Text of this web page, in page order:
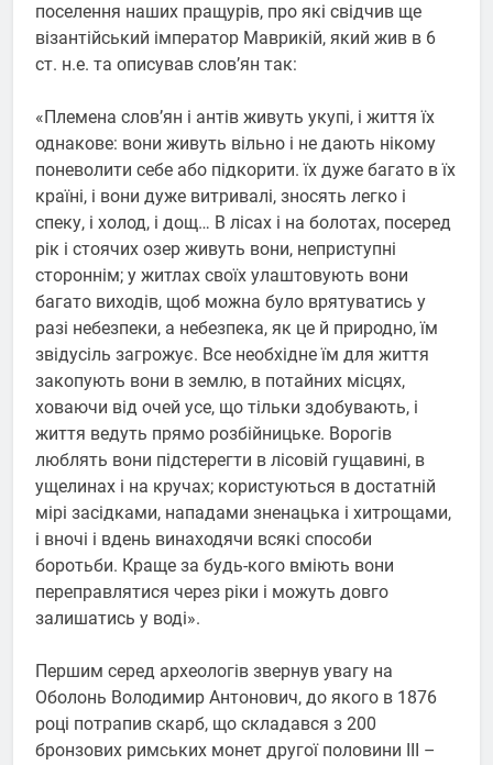
поселення наших пращурів, про які свідчив ще
візантійський імператор Маврикій, який жив в 6
ст. н.е. та описував слов’ян так:
«Племена слов’ян і антів живуть укупі, і життя їх
однакове: вони живуть вільно і не дають нікому
поневолити себе або підкорити. їх дуже багато в їх
країні, і вони дуже витривалі, зносять легко і
спеку, і холод, і дощ… В лісах і на болотах, посеред
рік і стоячих озер живуть вони, неприступні
стороннім; у житлах своїх улаштовують вони
багато виходів, щоб можна було врятуватись у
разі небезпеки, а небезпека, як це й природно, їм
звідусіль загрожує. Все необхідне їм для життя
закопують вони в землю, в потайних місцях,
ховаючи від очей усе, що тільки здобувають, і
життя ведуть прямо розбійницьке. Ворогів
люблять вони підстерегти в лісовій гущавині, в
ущелинах і на кручах; користуються в достатній
мірі засідками, нападами зненацька і хитрощами,
і вночі і вдень винаходячи всякі способи
боротьби. Краще за будь-кого вміють вони
переправлятися через ріки і можуть довго
залишатись у воді».
Першим серед археологів звернув увагу на
Оболонь Володимир Антонович, до якого в 1876
році потрапив скарб, що складався з 200
бронзових римських монет другої половини III –